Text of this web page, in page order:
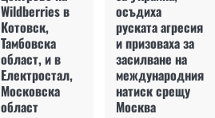
Wildberries в
Котовск,
Тамбовска
област, и в
Електростал,
Московска
област
осъдиха
руската агресия
и призоваха за
засилване на
международния
натиск срещу
Москва